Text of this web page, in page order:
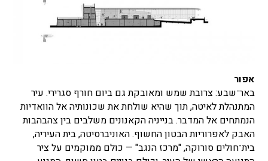
אפור
באר־שבע: צרובת שמש ומאובקת גם ביום חורף סגרירי. עיר
המתנהלת לאיטה, תוך שהיא שולחת את שכונותיה אל הוואדיות
הנמתחים אל המדבר. בנייניה הקאנונים משלבים בין צהבהבות
האבק לאפרוריות הבטון החשוף. האוניברסיטה, בית העיריה,
בית־חולים סורוקה, "מרכז הנגב" — כולם ממוקמים על ציר